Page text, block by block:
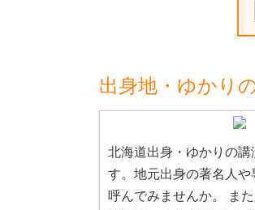
出身地・ゆかり
北海道出身・ゆかりの
す。地元出身の著名人や
呼んでみませんか。 ま